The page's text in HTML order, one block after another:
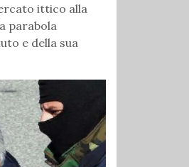
ittico alla
parabola
e della sua